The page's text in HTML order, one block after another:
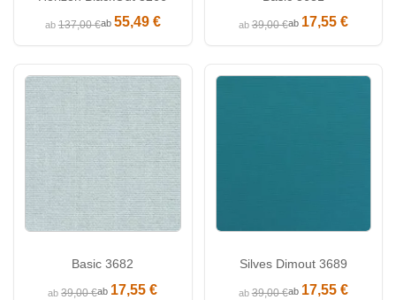
ab137,00 €ab 55,49 € ab39,00 €ab 17,55 €
Basic 3682
ab39,00 €ab 17,55 €
Silves Dimout 3689
ab39,00 €ab 17,55 €